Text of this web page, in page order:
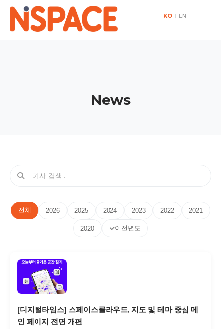
KO | EN
News
전체 2026 2025 2024 2023 2022 2021
2020 이전년도
[디지털타임스] 스페이스클라우드, 지도 및 테마 중심 메
인 페이지 전면 개편